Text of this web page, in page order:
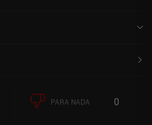
PARA NADA 0